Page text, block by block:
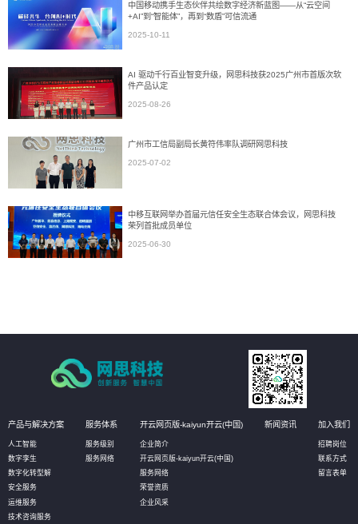
中国移动携手生态伙伴共绘数字经济新蓝图——从“云空间
+AI”到“智能体”，再到“数盾”可信流通
2025-10-11
AI 驱动千行百业智变升级，网思科技获2025广州市首版次软
件产品认定
2025-08-26
广州市工信局副局长黄符伟率队调研网思科技
2025-07-02
中移互联网举办首届元信任安全生态联合体会议，网思科技
荣列首批成员单位
2025-06-30
产品与解决方案
人工智能
数字孪生
数字化转型解
安全服务
运维服务
技术咨询服务
服务体系
服务级别
服务网络
开云网页版-kaiyun开云(中国)
企业简介
开云网页版-kaiyun开云(中国)
服务网络
荣誉资质
企业风采
新闻资讯 加入我们
招聘岗位
联系方式
留言表单